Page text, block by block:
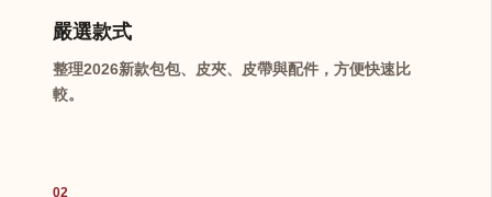
嚴選款式
整理2026新款包包、皮夾、皮帶與配件，方便快速比
較。
02